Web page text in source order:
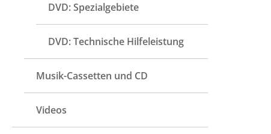
DVD: Spezialgebiete
DVD: Technische Hilfeleistung
Musik-Cassetten und CD
Videos